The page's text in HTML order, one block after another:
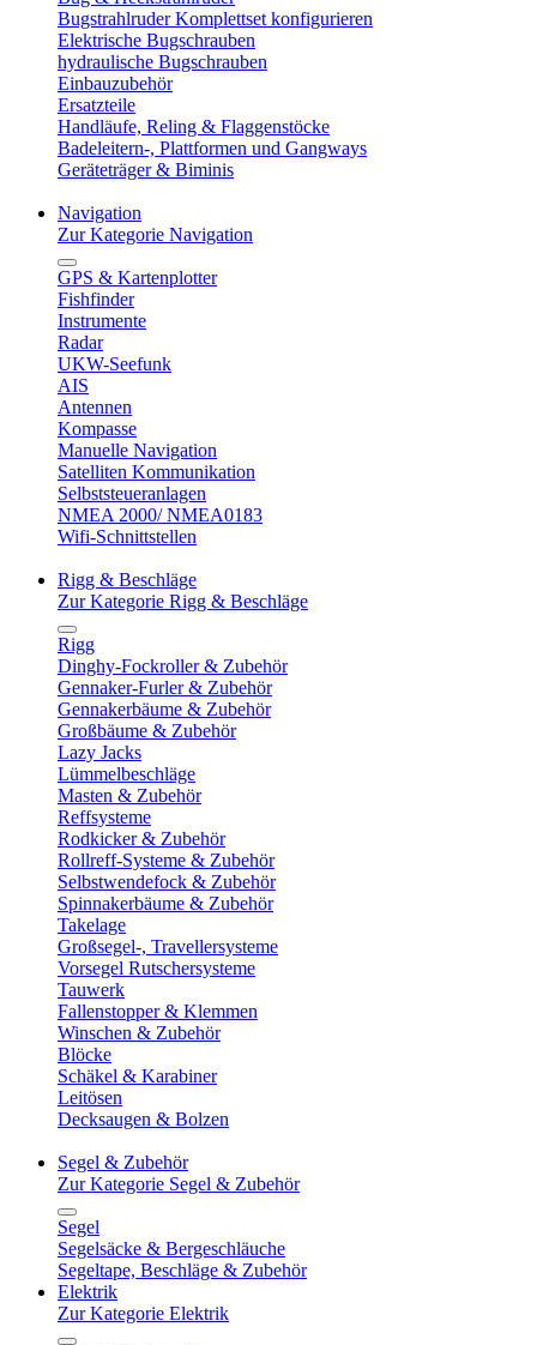
Bugstrahlruder Komplettset konfigurieren
Elektrische Bugschrauben
hydraulische Bugschrauben
Einbauzubehör
Ersatzteile
Handläufe, Reling & Flaggenstöcke
Badeleitern-, Plattformen und Gangways
Geräteträger & Biminis
Navigation
Zur Kategorie Navigation
GPS & Kartenplotter
Fishfinder
Instrumente
Radar
UKW-Seefunk
AIS
Antennen
Kompasse
Manuelle Navigation
Satelliten Kommunikation
Selbststeueranlagen
NMEA 2000/ NMEA0183
Wifi-Schnittstellen
Rigg & Beschläge
Zur Kategorie Rigg & Beschläge
Rigg
Dinghy-Fockroller & Zubehör
Gennaker-Furler & Zubehör
Gennakerbäume & Zubehör
Großbäume & Zubehör
Lazy Jacks
Lümmelbeschläge
Masten & Zubehör
Reffsysteme
Rodkicker & Zubehör
Rollreff-Systeme & Zubehör
Selbstwendefock & Zubehör
Spinnakerbäume & Zubehör
Takelage
Großsegel-, Travellersysteme
Vorsegel Rutschersysteme
Tauwerk
Fallenstopper & Klemmen
Winschen & Zubehör
Blöcke
Schäkel & Karabiner
Leitösen
Decksaugen & Bolzen
Segel & Zubehör
Zur Kategorie Segel & Zubehör
Segel
Segelsäcke & Bergeschläuche
Segeltape, Beschläge & Zubehör
Elektrik
Zur Kategorie Elektrik